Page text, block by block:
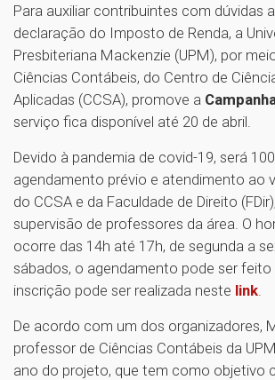
Para auxiliar contribuintes com dúvidas
declaração do Imposto de Renda, a
Presbiteriana Mackenzie (UPM), por
Ciências Contábeis, do Centro de
Aplicadas (CCSA), promove a
serviço fica disponível até 20 de abril.
Devido à pandemia de covid-19, será
agendamento prévio e atendimento ao
do CCSA e da Faculdade de Direito
supervisão de professores da área. O
ocorre das 14h até 17h, de segunda a
sábados, o agendamento pode ser feito
inscrição pode ser realizada neste link
De acordo com um dos organizadores,
professor de Ciências Contábeis da
ano do projeto, que tem como objetivo